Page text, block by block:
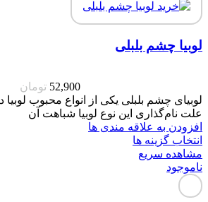
لوبیا چشم بلبلی
52,900 تومان
لوبیای چشم بلبلی یکی از انواع محبوب
علت نام‌گذاری این نوع لوبیا شباهت آن
افزودن به علاقه مندی ها
انتخاب گزینه ها
مشاهده سریع
ناموجود